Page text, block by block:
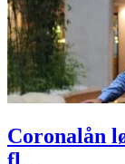
Coronalån